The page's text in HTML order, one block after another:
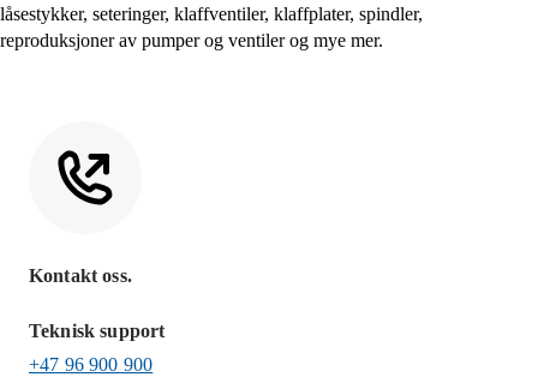
låsestykker, seteringer, klaffventiler, klaffplater, spindler,
reproduksjoner av pumper og ventiler og mye mer.
Kontakt oss.
Teknisk support
+47 96 900 900